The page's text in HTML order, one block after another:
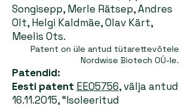
Songisepp, Merle Rätsep, Andres
Olt, Helgi Kaldmäe, Olav Kärt,
Meelis Ots.
Patent on üle antud tütarettevõtele
Nordwise Biotech OÜ-le.
Patendid:
Eesti patent EE05756,välja antud
16.11.2015, “Isoleeritud